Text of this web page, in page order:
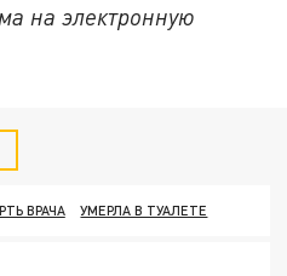
на электронную
ВРАЧА УМЕРЛА В ТУАЛЕТЕ